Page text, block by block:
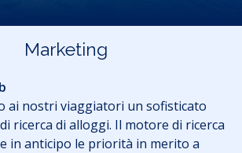
Marketing
ai nostri viaggiatori un sofisticato
ricerca di alloggi. Il motore di ricerca
in anticipo le priorità in merito a